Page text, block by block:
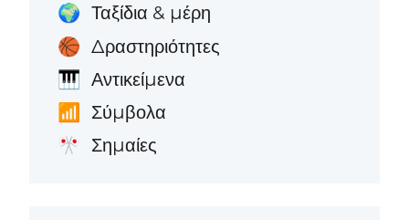
🌍 Ταξίδια & μέρη
🏀 Δραστηριότητες
🎹 Αντικείμενα
📶 Σύμβολα
🎌 Σημαίες